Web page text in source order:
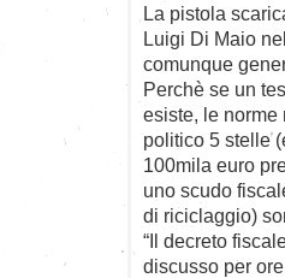
La pistola
Luigi Di Maio
comunque
Perchè se un
esiste, le norme
politico 5 stelle
100mila euro
uno scudo
di riciclaggio)
“Il decreto
discusso per